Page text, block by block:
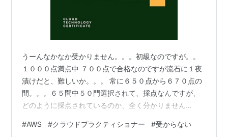
うーんなかなか受かりません。。。初級なのですが。。
１０００点満点中 ７００点で合格なのですが流石に１夜
漬けだと、難しいか。。。 常に６５０点から６７０点の
間。。。６５問中５０門選択されて、採点なんですが、
どのように採点されているのか、全く分かりません
い語句等結構出てきて、 ？？がいっぱい。 試験中、「後
#AWS #クラウドプラクティショナー #受からない